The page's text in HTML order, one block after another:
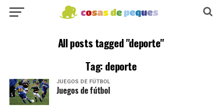
All posts tagged "deporte"
Tag: deporte
JUEGOS DE FÚTBOL
Juegos de fútbol